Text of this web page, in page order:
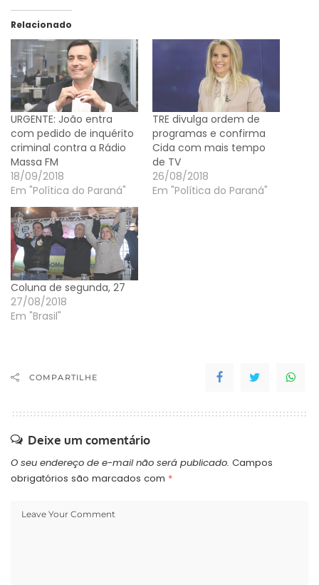
Relacionado
URGENTE: João entra
com pedido de inquérito
criminal contra a Rádio
Massa FM
18/09/2018
Em "Política do Paraná"
TRE divulga ordem de
programas e confirma
Cida com mais tempo
de TV
26/08/2018
Em "Política do Paraná"
Coluna de segunda, 27
27/08/2018
Em "Brasil"
COMPARTILHE
Deixe um comentário
O seu endereço de e-mail não será publicado. Campos
obrigatórios são marcados com *